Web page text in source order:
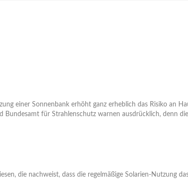
einer Sonnenbank erhöht ganz erheblich das Risiko an
Bundesamt für Strahlenschutz warnen ausdrücklich, denn
die nachweist, dass die regelmäßige Solarien-Nutzung